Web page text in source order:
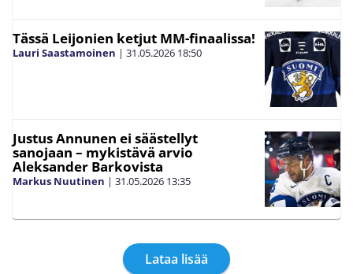
Tässä Leijonien ketjut MM-finaalissa!
Lauri Saastamoinen | 31.05.2026 18:50
Justus Annunen ei säästellyt
sanojaan – mykistävä arvio
Aleksander Barkovista
Markus Nuutinen | 31.05.2026 13:35
Lataa lisää